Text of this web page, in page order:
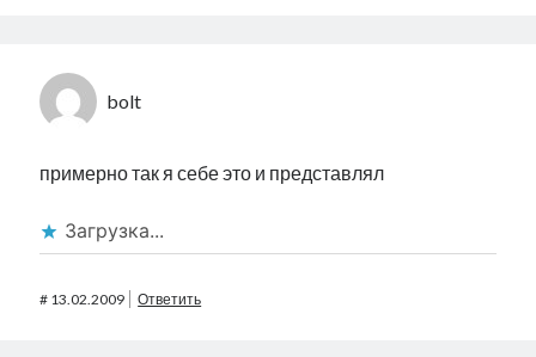
bolt
примерно так я себе это и представлял
Загрузка...
# 13.02.2009 Ответить